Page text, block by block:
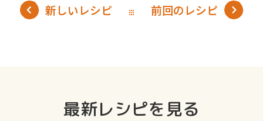
新しいレシピ 前回のレシピ
最新レシピを見る